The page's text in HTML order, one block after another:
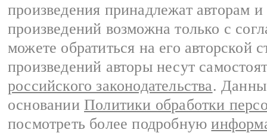
произведения принадлежат авторам
произведений возможна только с
можете обратиться на его авторской
произведений авторы несут
российского законодательства.
основании Политики обработки
посмотреть более подробную